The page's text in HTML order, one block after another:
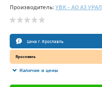
Производитель: УВК - АО АЗ УРАЛ
Цена г. Ярославль
Ярославль
Наличие и цены